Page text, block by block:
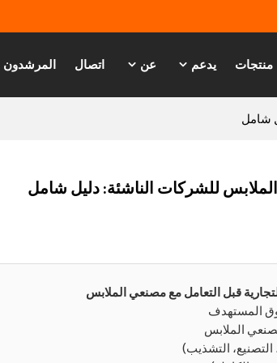
منتجات يدعم عن اتصال المرشدون
شامل
للشركات الناشئة: دليل شامل
قبل التعامل مع مصنعي الملابس
المستهدف
الملابس